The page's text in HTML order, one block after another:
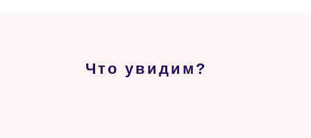
Что увидим?